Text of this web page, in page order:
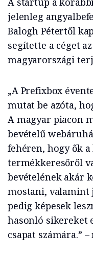
jelenleg
Balogh Pétertől
segítette a céget
magyarországi
„A Prefixbox
mutat be azóta,
A magyar piacon
bevételű
fehéren, hogy ők
termékkeresőről
bevételének akár
mostani, valamint
pedig képesek
hasonló sikereket
csapat számára.”